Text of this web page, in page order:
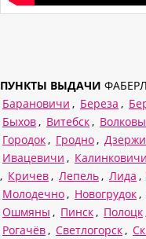
ПУНКТЫ ВЫДАЧИ
Барановичи , Береза ,
Быхов , Витебск ,
Городок , Гродно ,
Ивацевичи , Калинковичи
, Кричев , Лепель , Лида ,
Молодечно , Новогрудок ,
Ошмяны , Пинск , Полоцк
Рогачёв , Светлогорск ,